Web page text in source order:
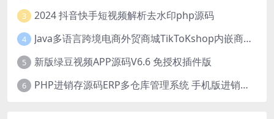
3 2024 抖音快手短视频解析去水印php源码
4 Java多语言跨境电商外贸商城TikToKshop内嵌商城I商家入驻I一键铺
5 新版绿豆视频APP源码V6.6 免授权插件版
6 PHP进销存源码ERP多仓库管理系统 手机版进销存 php网络版进销存小程序